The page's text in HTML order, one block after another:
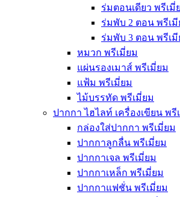
ร่มตอนเดียว พรีเมี่
ร่มพับ 2 ตอน พรีเมี
ร่มพับ 3 ตอน พรีเมี
หมวก พรีเมี่ยม
แผ่นรองเมาส์ พรีเมี่ยม
แฟ้ม พรีเมี่ยม
ไม้บรรทัด พรีเมี่ยม
ปากกา ไฮไลท์ เครื่องเขียน พรี
กล่องใส่ปากกา พรีเมี่ยม
ปากกาลูกลื่น พรีเมี่ยม
ปากกาเจล พรีเมี่ยม
ปากกาเหล็ก พรีเมี่ยม
ปากกาแฟชั่น พรีเมี่ยม